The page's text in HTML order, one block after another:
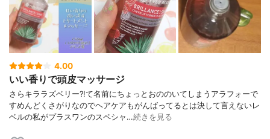
4.00
いい香りで頭皮マッサージ
さらキララズベリー?!て名前にちょっとおののいてしまうアラフォーで
すめんどくさがりなのでヘアケアもがんばってるとは決して言えないレ
ベルの私がプラスワンのスペシャ…続きを見る